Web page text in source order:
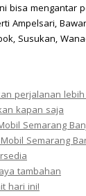
bisa mengantar
Ampelsari,
Susukan,
perjalanan
kapan saja
Semarang
Semarang
tambahan
hari ini!